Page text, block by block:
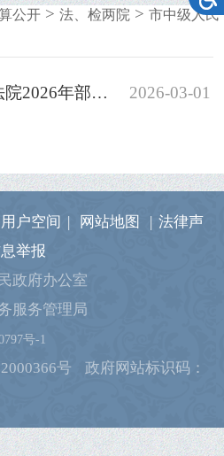
公开> 法、检两院 > 市中级人民
2026-03-01
景德镇市中级人民法院2026年部门预算
用户空间 | 网站地图 | 法律声
举报
政府办公室
服务管理局
号-1
号
政府网站标识码：